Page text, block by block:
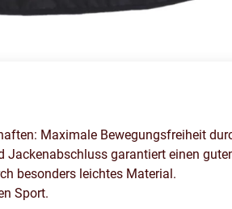
Maximale Bewegungsfreiheit
Jackenabschluss garantiert einen
besonders leichtes Material.
Sport.